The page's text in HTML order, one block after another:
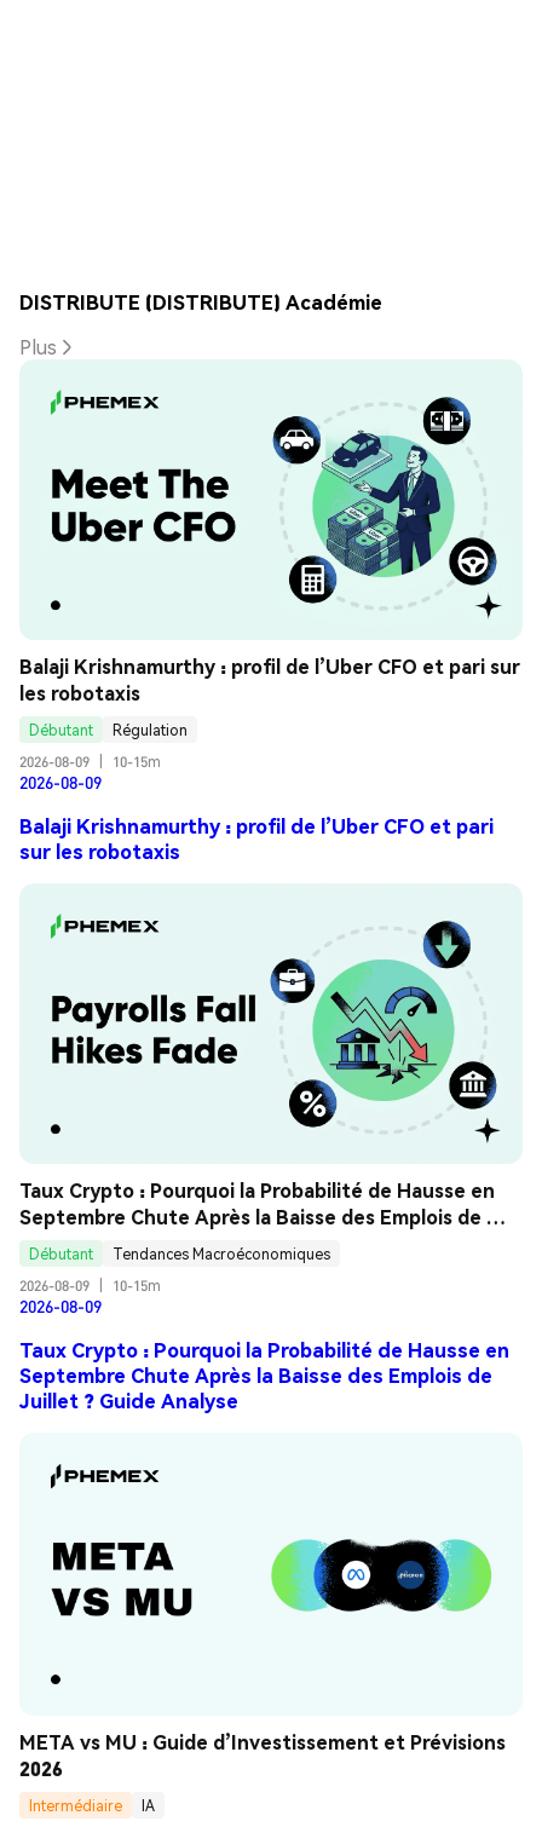
DISTRIBUTE (DISTRIBUTE) Académie
Plus
Balaji Krishnamurthy : profil de l’Uber CFO et pari sur
les robotaxis
Débutant
Régulation
2026-08-09
10-15m
2026-08-09
Balaji Krishnamurthy : profil de l’Uber CFO et pari
sur les robotaxis
Taux Crypto : Pourquoi la Probabilité de Hausse en
Septembre Chute Après la Baisse des Emplois de
Juillet ? Guide Analyse
Débutant
Tendances Macroéconomiques
2026-08-09
10-15m
2026-08-09
Taux Crypto : Pourquoi la Probabilité de Hausse en
Septembre Chute Après la Baisse des Emplois de
Juillet ? Guide Analyse
META vs MU : Guide d’Investissement et Prévisions
2026
Intermédiaire
IA